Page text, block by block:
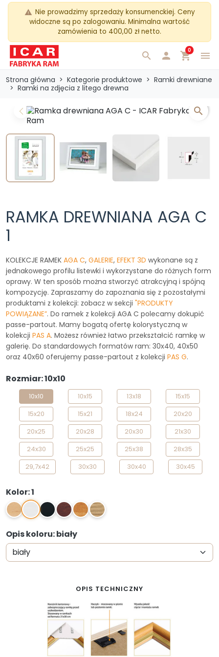
warning Nie prowadzimy sprzedaży konsumenckiej. Ceny
widoczne są po zalogowaniu. Minimalna wartość
zamówienia to 400,00 zł netto.
menu
search  shopping_cart
0
Strona główna Kategorie produktowe
Ramki drewniane
Ramki na zdjęcia z litego drewna
Previous Next
search
RAMKA DREWNIANA AGA C
1
KOLEKCJE RAMEK AGA C, GALERIE, EFEKT 3D wykonane są z
jednakowego profilu listewki i wykorzystane do różnych form
oprawy. W ten sposób można stworzyć atrakcyjną i spójną
kompozycję. Zapraszamy do zapoznania się z pozostałymi
produktami z kolekcji: zobacz w sekcji "PRODUKTY
POWIĄZANE”. Do ramek z kolekcji AGA C polecamy dokupić
passe-partout. Mamy bogatą ofertę kolorystyczną w
kolekcji PAS A. Możesz również łatwo przekształcić ramkę w
galerię. Do standardowych formatów ram: 30x40, 40x50
oraz 40x60 oferujemy passe-partout z kolekcji PAS G.
Rozmiar: 10x10
10x10 10x15 13x18
15x15
15x20
15x21 18x24
20x20
20x25
20x28 20x30
21x30
24x30
25x25 25x38
28x35
29,7x42
30x30 30x40
30x45
50x50
50x60
60x80
61x91,5
Kolor: 1
0
1 2 3 10 00
Opis koloru: biały
OPIS TECHNICZNY